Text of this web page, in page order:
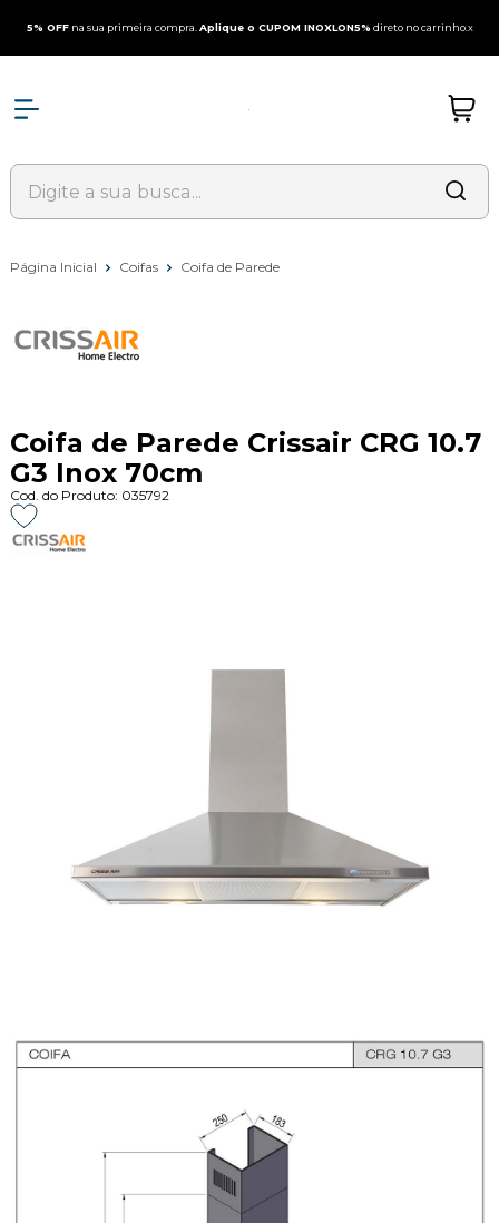
5% OFF na sua primeira compra.Aplique o CUPOM INOXLON5% direto no carrinho.x
Página Inicial Coifas Coifa de Parede
Coifa de Parede Crissair CRG 10.7
G3 Inox 70cm
Cod. do Produto: 035792